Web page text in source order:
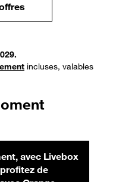
incluses, valables
avec Livebox
de